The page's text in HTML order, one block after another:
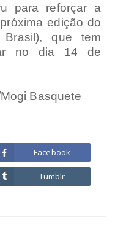
para reforçar a
edição do
Brasil), que tem
no dia 14 de
Basquete
Facebook
Tumblr